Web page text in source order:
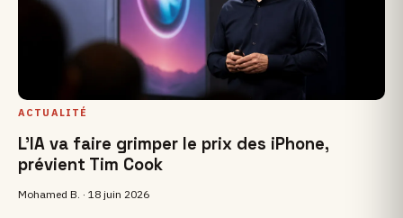
ACTUALITÉ
L'IA va faire grimper le prix des iPhone,
prévient Tim Cook
Mohamed B. ·18 juin 2026